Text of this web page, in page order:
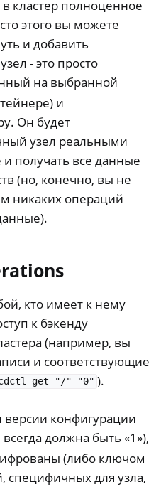
кластер полноценное
этого вы можете
и добавить
- это просто
на выбранной
и
Он будет
узел реальными
и получать все данные
(но, конечно, вы не
никаких операций
кто имеет к нему
к бэкенду
(например, вы
и соответствующие
get "/" "0" ).
конфигурации
всегда должна быть «1»),
(либо ключом
специфичных для узла,